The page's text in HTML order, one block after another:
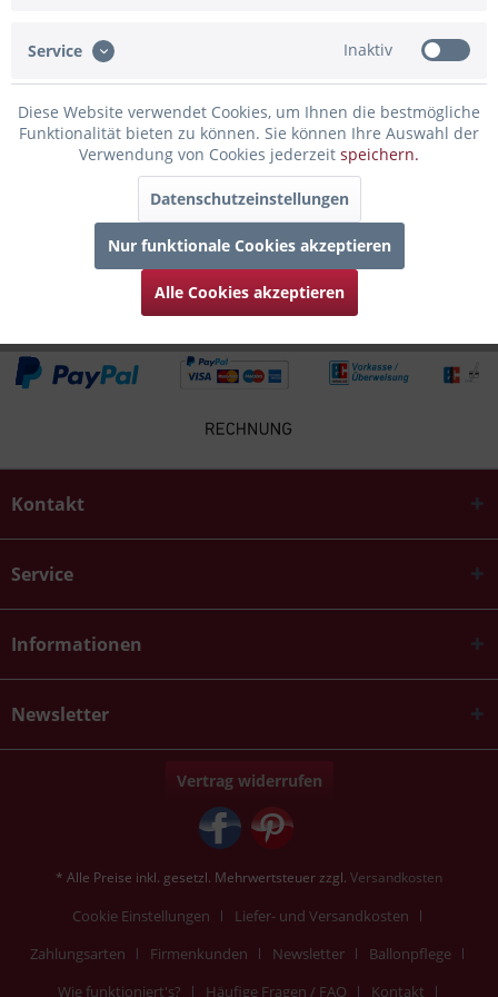
Bewertungen lesen, schreiben und diskutieren...mehr
Infos zum Hersteller
Folgende Infos zum Hersteller sind verfübar......
4
Kontakt
Service
Informationen
Newsletter
Vertrag widerrufen
* Alle Preise inkl. gesetzl. Mehrwertsteuer zzgl. Versandkosten
Cookie Einstellungen
Liefer- und Versandkosten
Zahlungsarten
Firmenkunden Newsletter
Ballonpflege
Wie funktioniert's?
Häufige Fragen / FAQ Kontakt
Service Inaktiv
Diese Website verwendet Cookies, um Ihnen die bestmögliche
Funktionalität bieten zu können. Sie können Ihre Auswahl der
Verwendung von Cookies jederzeit speichern.
Datenschutzeinstellungen
Nur funktionale Cookies akzeptieren
Alle Cookies akzeptieren